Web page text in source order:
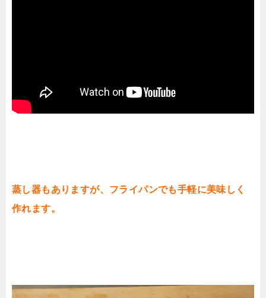
蒸し器もありますが、フライパンでも手軽に美味しく
作れます。